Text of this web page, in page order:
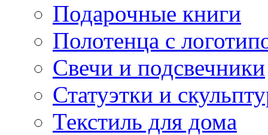
Подарочные книги
Полотенца с
Свечи и подсвечники
Статуэтки и
Текстиль для дома